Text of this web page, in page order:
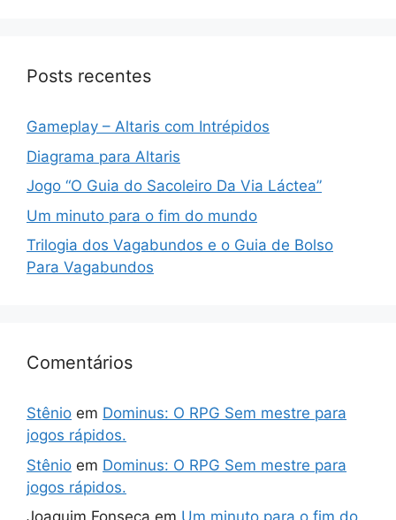
Posts recentes
Gameplay – Altaris com Intrépidos
Diagrama para Altaris
Jogo “O Guia do Sacoleiro Da Via Láctea”
Um minuto para o fim do mundo
Trilogia dos Vagabundos e o Guia de Bolso
Para Vagabundos
Comentários
Stênio em Dominus: O RPG Sem mestre para
jogos rápidos.
Stênio em Dominus: O RPG Sem mestre para
jogos rápidos.